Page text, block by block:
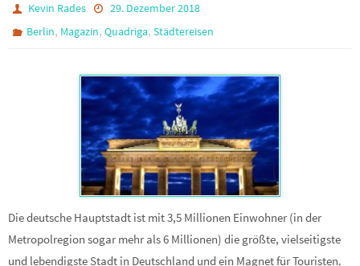
Kevin Rades
29. Dezember 2018
Berlin, Magazin,Quadriga,Städtereisen
Die deutsche Hauptstadt ist mit 3,5 Millionen Einwohner (in der
Metropolregion sogar mehr als 6 Millionen) die größte, vielseitigste
und lebendigste Stadt in Deutschland und ein Magnet für Touristen.